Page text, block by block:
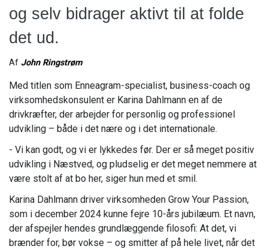
og selv bidrager aktivt til at folde
det ud.
Af John Ringstrøm
Med titlen som Enneagram-specialist, business-coach og
virksomhedskonsulent er Karina Dahlmann en af de
drivkræfter, der arbejder for personlig og professionel
udvikling – både i det nære og i det internationale.
- Vi kan godt, og vi er lykkedes før. Der er så meget positiv
udvikling i Næstved, og pludselig er det meget nemmere at
være stolt af at bo her, siger hun med et smil.
Karina Dahlmann driver virksomheden Grow Your Passion,
som i december 2024 kunne fejre 10-års jubilæum. Et navn,
der afspejler hendes grundlæggende filosofi: At det, vi
brænder for, bør vokse – og smitter af på hele livet, når det